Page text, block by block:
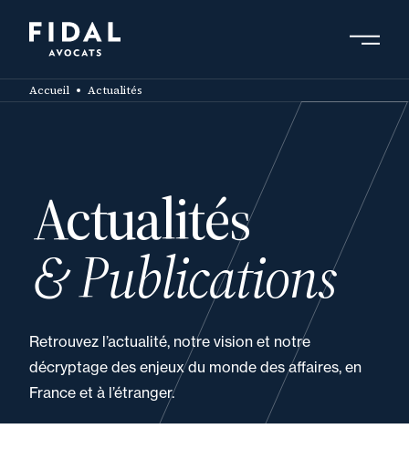
contenu
principal
Accueil Actualités
Actualités
& Publications
Retrouvez l’actualité, notre vision et notre
décryptage des enjeux du monde des affaires, en
France et à l’étranger.